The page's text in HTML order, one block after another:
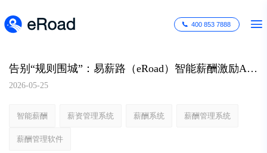
400 853 7888
告别“规则围城”：易薪路（eRoad）智能薪酬激励Agents如何重塑大厂的利润中心？
2026-05-25
智能薪酬 薪资管理系统 薪酬系统 薪酬管理系统
薪酬管理软件